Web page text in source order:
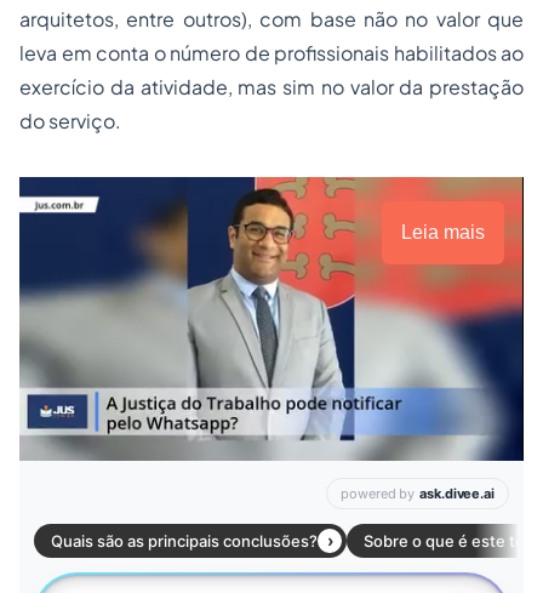
arquitetos, entre outros), com base não no valor que
leva em conta o número de profissionais habilitados ao
exercício da atividade, mas sim no valor da prestação
do serviço.
Leia mais